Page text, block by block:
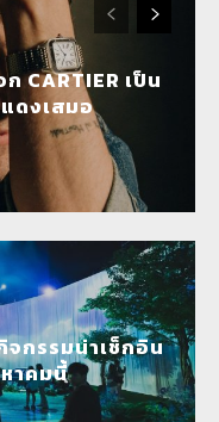
ก CARTIER เป็น
ดงเสมอ
จกรรมน่าเช็กอิน
าคมนี้